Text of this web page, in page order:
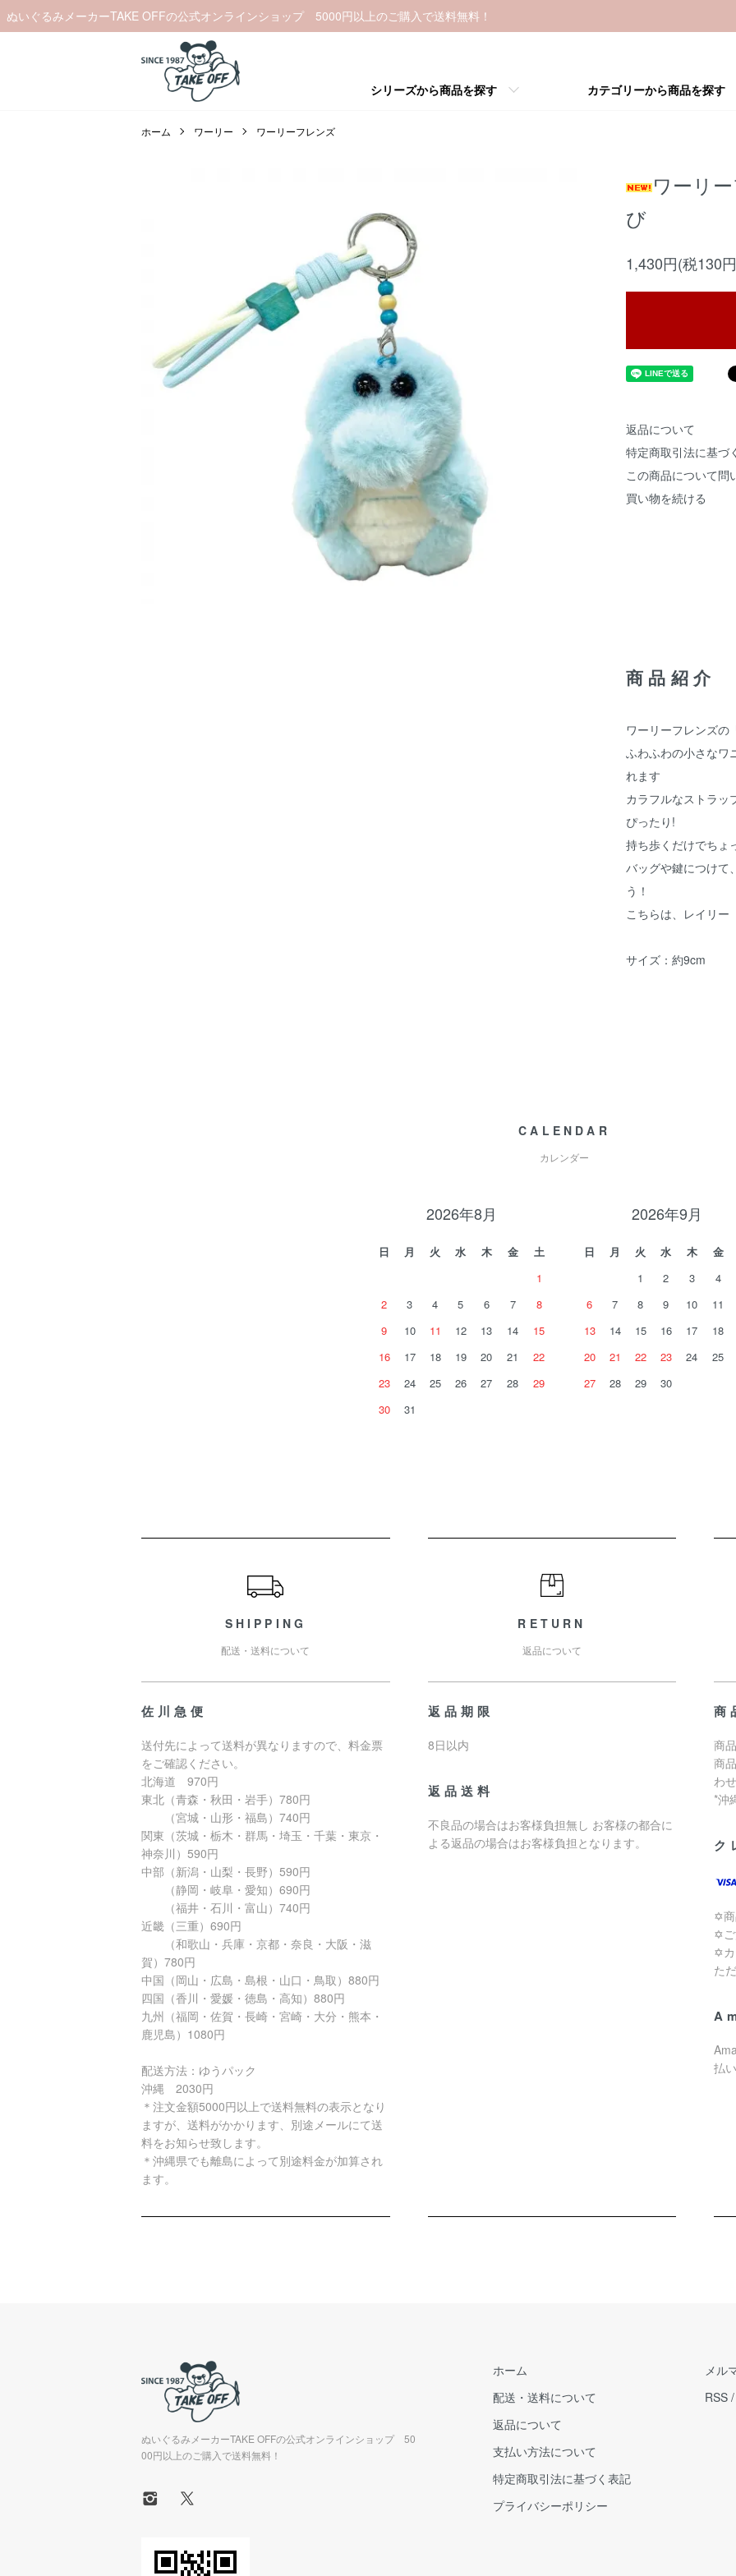
ぬいぐるみメーカーTAKE OFFの公式オンラインショップ 5000円以上のご購入で送料無料！
シリーズから商品を探す カテゴリーから商品を探す
ホーム ワーリー ワーリーフレンズ
ワーリ
び
1,430円(税130
返品について
特定商取引法に基づ
この商品について問
買い物を続ける
商品紹介
ワーリーフレンズの
ふわふわの小さなワ
れます
カラフルなストラッ
ぴったり!
持ち歩くだけでちょ
バッグや鍵につけて
う！
こちらは、レイリー
サイズ：約9cm
CALENDAR
カレンダー
2026年8月
日 月 火 水 木 金
土
1
2
3 4 5 6 7
8
9
10 11 12 13 14
15
16
17 18 19 20 21
22
23
24 25 26 27 28
29
30
31
2026年9月
日 月 火 水 木 金
1
2 3 4
6
7 8 9 10 11
13
14 15 16 17 18
20
21 22 23 24 25
27
28 29 30
SHIPPING
配送・送料について
佐川急便
送付先によって送料が異なりますので、料金票
をご確認ください。
北海道 970円
東北（青森・秋田・岩手）780円
（宮城・山形・福島）740円
関東（茨城・栃木・群馬・埼玉・千葉・東京・
神奈川）590円
中部（新潟・山梨・長野）590円
（静岡・岐阜・愛知）690円
（福井・石川・富山）740円
近畿（三重）690円
（和歌山・兵庫・京都・奈良・大阪・滋
賀）780円
中国（岡山・広島・島根・山口・鳥取）880円
四国（香川・愛媛・徳島・高知）880円
九州（福岡・佐賀・長崎・宮崎・大分・熊本・
鹿児島）1080円
配送方法：ゆうパック
沖縄 2030円
＊注文金額5000円以上で送料無料の表示となり
ますが、送料がかかります、別途メールにて送
料をお知らせ致します。
＊沖縄県でも離島によって別途料金が加算され
ます。
RETURN
返品について
返品期限
8日以内
返品送料
不良品の場合はお客様負担無し お客様の都合に
よる返品の場合はお客様負担となります。
商
商
商
わ
*沖
ク
✡商
✡ご
✡カ
た
払
ぬいぐるみメーカーTAKE OFFの公式オンラインショップ 50
00円以上のご購入で送料無料！
ホーム
配送・送料について
返品について
支払い方法について
特定商取引法に基づく表記
プライバシーポリシー
メル
RSS /